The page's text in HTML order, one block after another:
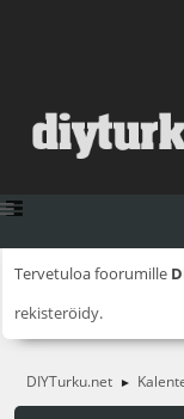
Tervetuloa foorumille
rekisteröidy.
DIYTurku.net ►